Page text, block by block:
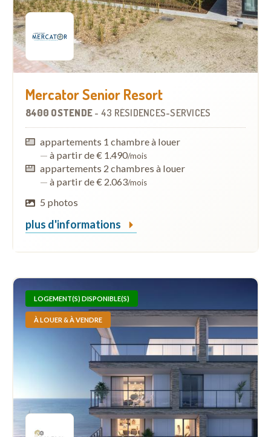
Mercator Senior Resort
8400 OSTENDE - 43 RÉSIDENCES-SERVICES
appartements 1 chambre à louer
— à partir de € 1.490/mois
appartements 2 chambres à louer
— à partir de € 2.063/mois
5 photos
plus d'informations
LOGEMENT(S) DISPONIBLE(S)
À LOUER & À VENDRE